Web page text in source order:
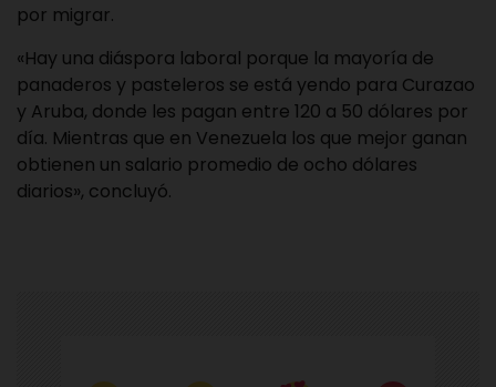
por migrar.
«Hay una diáspora laboral porque la mayoría de
panaderos y pasteleros se está yendo para Curazao
y Aruba, donde les pagan entre 120 a 50 dólares por
día. Mientras que en Venezuela los que mejor ganan
obtienen un salario promedio de ocho dólares
diarios», concluyó.